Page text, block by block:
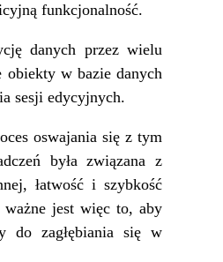
funkcjonalność.
danych przez wielu
obiekty w bazie danych
sesji edycyjnych.
oswajania się z tym
była związana z
łatwość i szybkość
jest więc to, aby
do zagłębiania się w